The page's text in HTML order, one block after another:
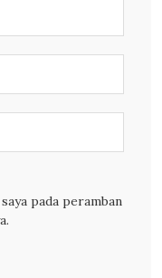
pada peramban